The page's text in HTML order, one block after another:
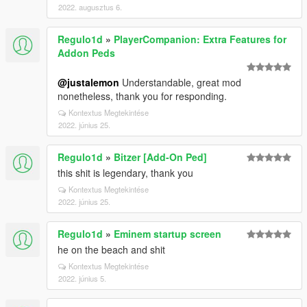
2022. augusztus 6.
Regulo1d » PlayerCompanion: Extra Features for
Addon Peds
@justalemon Understandable, great mod
nonetheless, thank you for responding.
Kontextus Megtekintése
2022. június 25.
Regulo1d » Bitzer [Add-On Ped]
this shit is legendary, thank you
Kontextus Megtekintése
2022. június 25.
Regulo1d » Eminem startup screen
he on the beach and shit
Kontextus Megtekintése
2022. június 5.